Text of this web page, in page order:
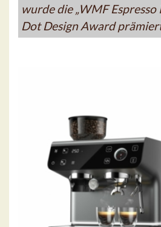
wurde die „WMF Espresso
Dot Design Award